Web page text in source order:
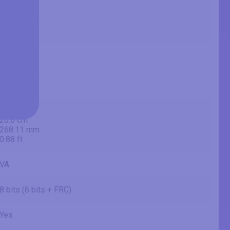
26.8 cm
268.11 mm
0.88 ft
VA
8 bits (6 bits + FRC)
Yes